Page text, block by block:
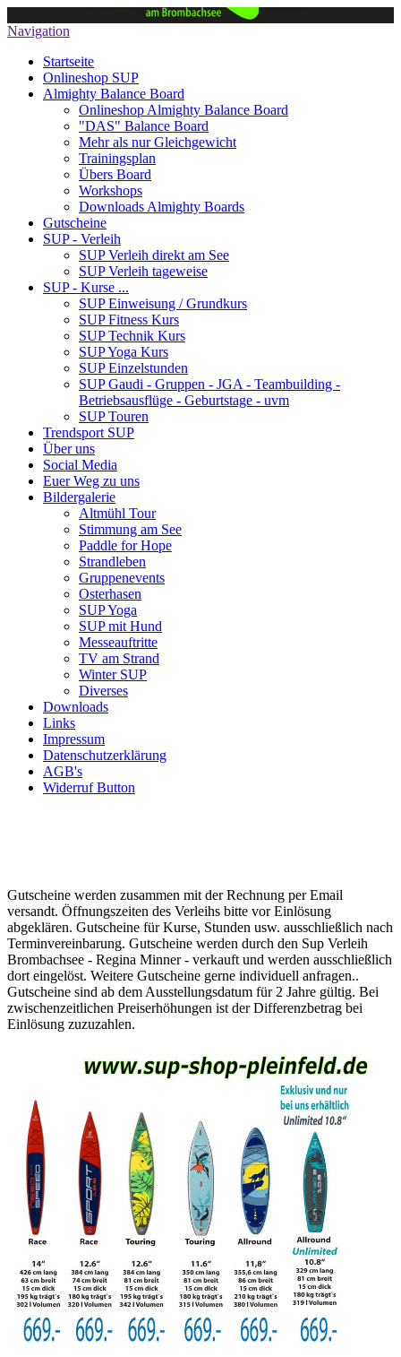
Navigation
Startseite
Onlineshop SUP
Almighty Balance Board
Onlineshop Almighty Balance Board
"DAS" Balance Board
Mehr als nur Gleichgewicht
Trainingsplan
Übers Board
Workshops
Downloads Almighty Boards
Gutscheine
SUP - Verleih
SUP Verleih direkt am See
SUP Verleih tageweise
SUP - Kurse ...
SUP Einweisung / Grundkurs
SUP Fitness Kurs
SUP Technik Kurs
SUP Yoga Kurs
SUP Einzelstunden
SUP Gaudi - Gruppen - JGA - Teambuilding -
Betriebsausflüge - Geburtstage - uvm
SUP Touren
Trendsport SUP
Über uns
Social Media
Euer Weg zu uns
Bildergalerie
Altmühl Tour
Stimmung am See
Paddle for Hope
Strandleben
Gruppenevents
Osterhasen
SUP Yoga
SUP mit Hund
Messeauftritte
TV am Strand
Winter SUP
Diverses
Downloads
Links
Impressum
Datenschutzerklärung
AGB's
Widerruf Button
Gutscheine werden zusammen mit der Rechnung per Email
versandt. Öffnungszeiten des Verleihs bitte vor Einlösung
abgeklären. Gutscheine für Kurse, Stunden usw. ausschließlich nach
Terminvereinbarung. Gutscheine werden durch den Sup Verleih
Brombachsee - Regina Minner - verkauft und werden ausschließlich
dort eingelöst. Weitere Gutscheine gerne individuell anfragen..
Gutscheine sind ab dem Ausstellungsdatum für 2 Jahre gültig. Bei
zwischenzeitlichen Preiserhöhungen ist der Differenzbetrag bei
Einlösung zuzuzahlen.